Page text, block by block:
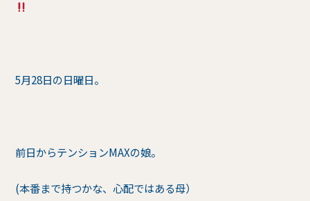
5月28日の日曜日。
前日からテンションMAXの娘。
(本番まで持つかな、心配ではある母）